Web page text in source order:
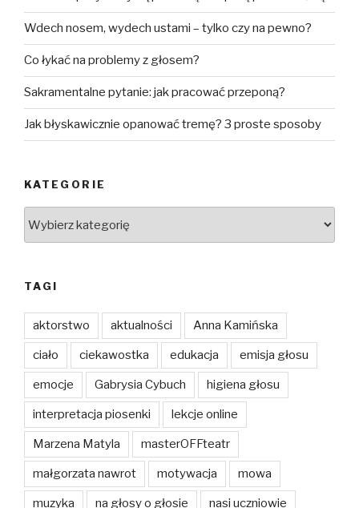
Wdech nosem, wydech ustami – tylko czy na pewno?
Co łykać na problemy z głosem?
Sakramentalne pytanie: jak pracować przeponą?
Jak błyskawicznie opanować tremę? 3 proste sposoby
KATEGORIE
TAGI
aktorstwo aktualności Anna Kamińska
ciało ciekawostka edukacja emisja głosu
emocje Gabrysia Cybuch higiena głosu
interpretacja piosenki lekcje online
Marzena Matyla masterOFFteatr
małgorzata nawrot motywacja mowa
muzyka na głosy o głosie nasi uczniowie